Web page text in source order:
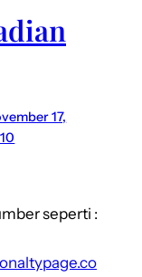
17,
seperti :